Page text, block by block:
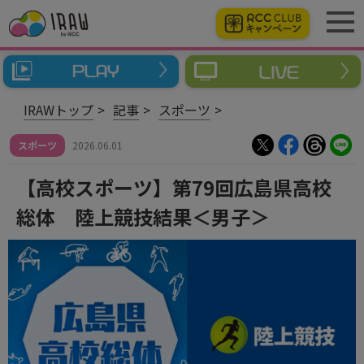
IRAWトップ 記事 スポーツ
スポーツ 2026.06.01
【高校スポーツ】第79回広島県高校
総体 陸上競技結果＜男子＞